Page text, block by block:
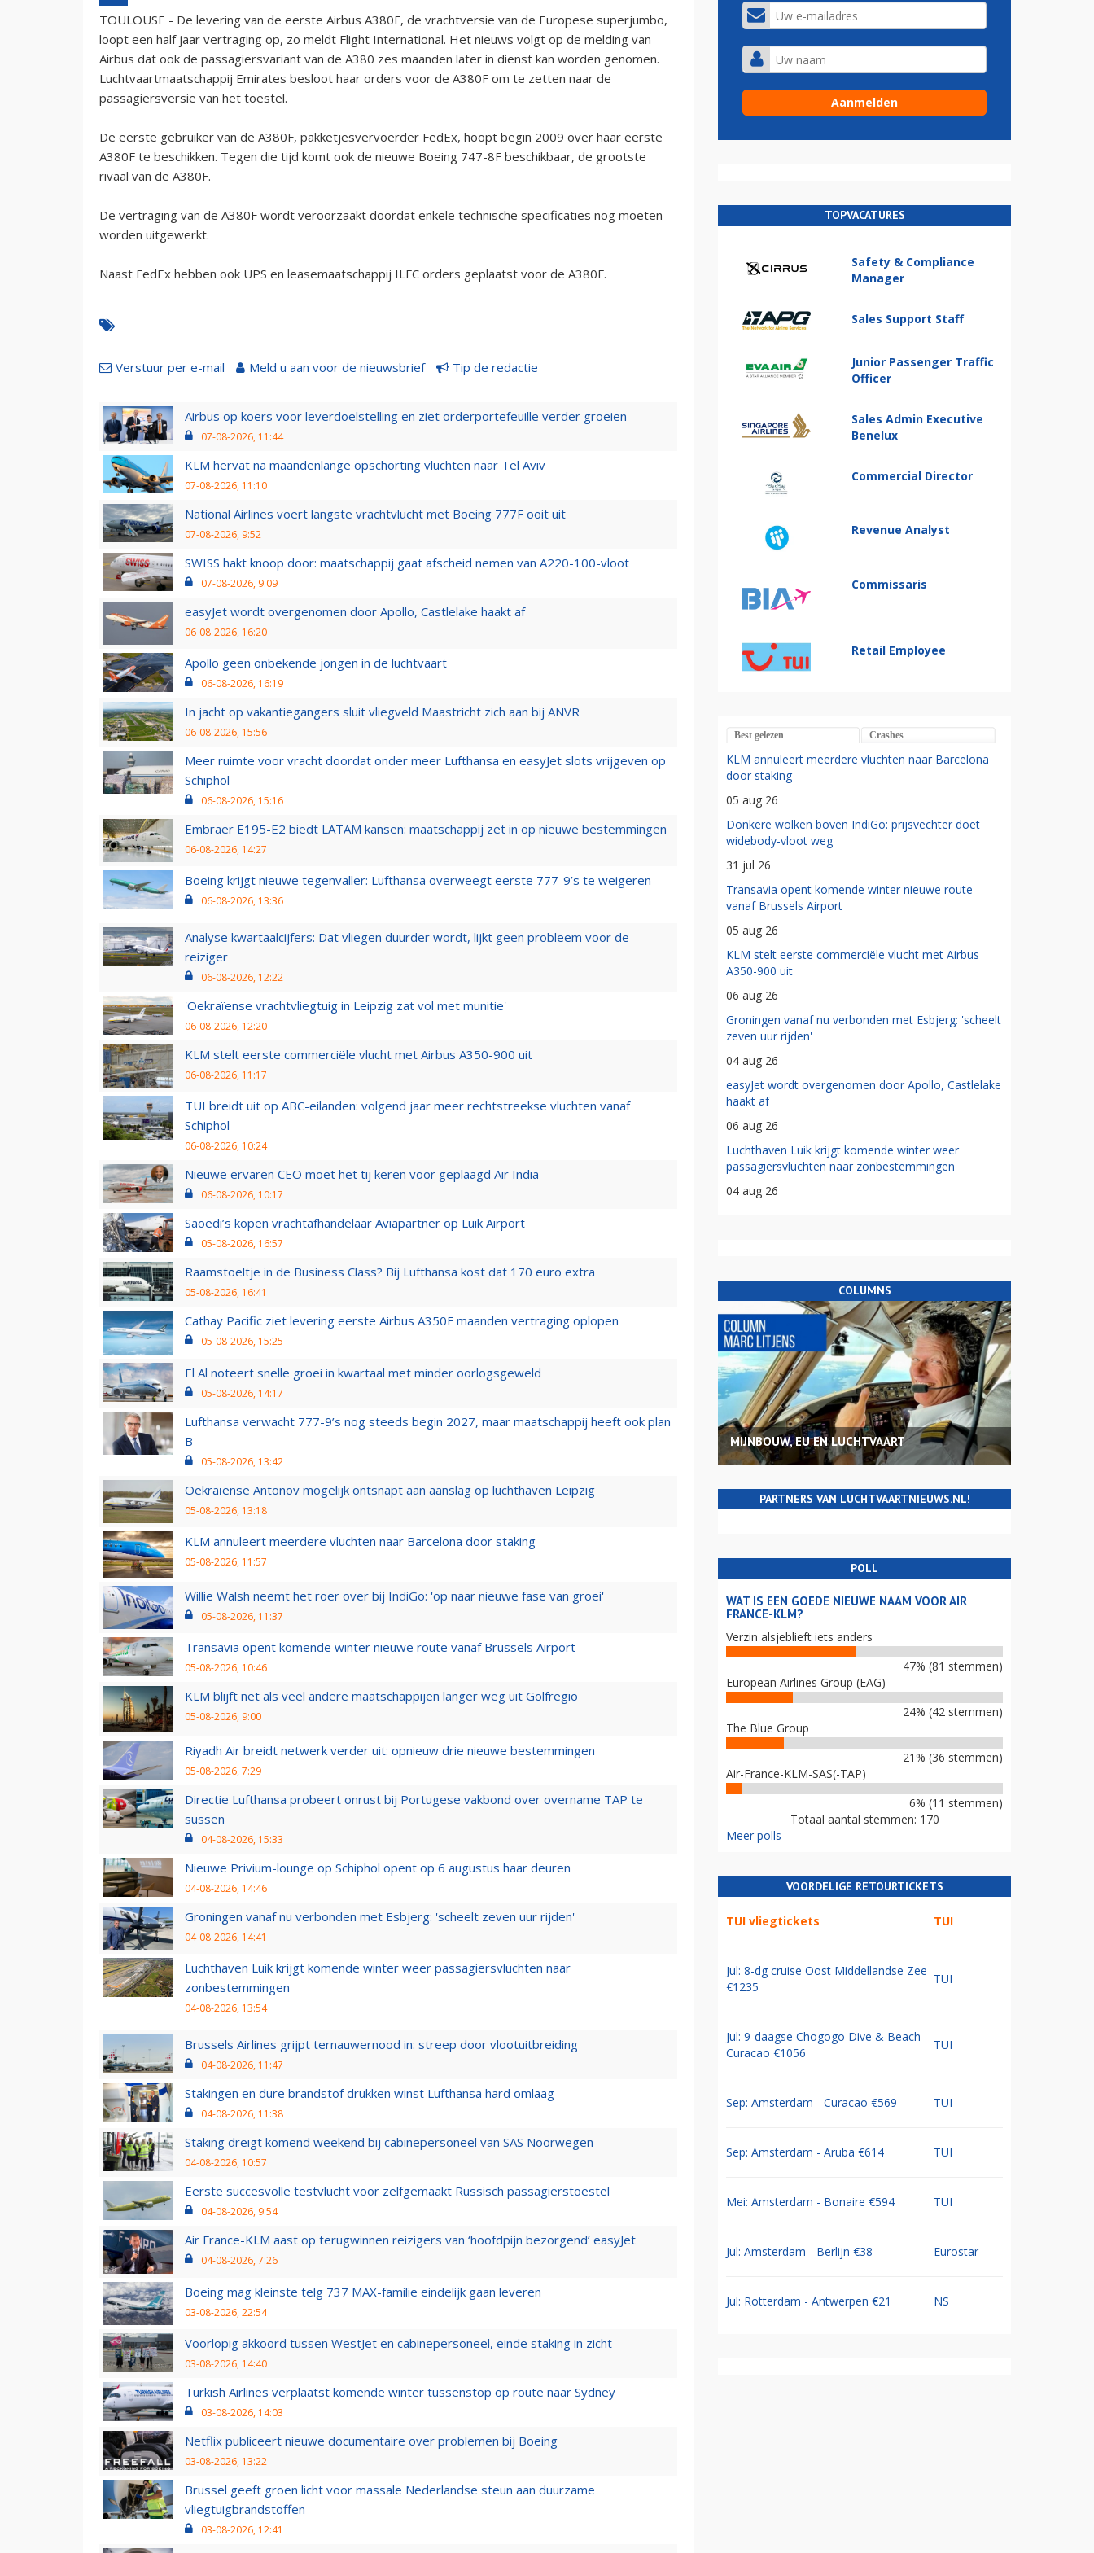
TOULOUSE - De levering van de eerste Airbus A380F, de vrachtversie van de Europese superjumbo,
loopt een half jaar vertraging op, zo meldt Flight International. Het nieuws volgt op de melding van
Airbus dat ook de passagiersvariant van de A380 zes maanden later in dienst kan worden genomen.
Luchtvaartmaatschappij Emirates besloot haar orders voor de A380F om te zetten naar de
passagiersversie van het toestel.
De eerste gebruiker van de A380F, pakketjesvervoerder FedEx, hoopt begin 2009 over haar eerste
A380F te beschikken. Tegen die tijd komt ook de nieuwe Boeing 747-8F beschikbaar, de grootste
rivaal van de A380F.
De vertraging van de A380F wordt veroorzaakt doordat enkele technische specificaties nog moeten
worden uitgewerkt.
Naast FedEx hebben ook UPS en leasemaatschappij ILFC orders geplaatst voor de A380F.
Verstuur per e-mail Meld u aan voor de nieuwsbrief Tip de redactie
Airbus op koers voor leverdoelstelling en ziet orderportefeuille verder groeien
07-08-2026, 11:44
KLM hervat na maandenlange opschorting vluchten naar Tel Aviv
07-08-2026, 11:10
National Airlines voert langste vrachtvlucht met Boeing 777F ooit uit
07-08-2026, 9:52
SWISS hakt knoop door: maatschappij gaat afscheid nemen van A220-100-vloot
07-08-2026, 9:09
easyJet wordt overgenomen door Apollo, Castlelake haakt af
06-08-2026, 16:20
Apollo geen onbekende jongen in de luchtvaart
06-08-2026, 16:19
In jacht op vakantiegangers sluit vliegveld Maastricht zich aan bij ANVR
06-08-2026, 15:56
Meer ruimte voor vracht doordat onder meer Lufthansa en easyJet slots vrijgeven op
Schiphol
06-08-2026, 15:16
Embraer E195-E2 biedt LATAM kansen: maatschappij zet in op nieuwe bestemmingen
06-08-2026, 14:27
Boeing krijgt nieuwe tegenvaller: Lufthansa overweegt eerste 777-9’s te weigeren
06-08-2026, 13:36
Analyse kwartaalcijfers: Dat vliegen duurder wordt, lijkt geen probleem voor de
reiziger
06-08-2026, 12:22
'Oekraïense vrachtvliegtuig in Leipzig zat vol met munitie'
06-08-2026, 12:20
KLM stelt eerste commerciële vlucht met Airbus A350-900 uit
06-08-2026, 11:17
TUI breidt uit op ABC-eilanden: volgend jaar meer rechtstreekse vluchten vanaf
Schiphol
06-08-2026, 10:24
Nieuwe ervaren CEO moet het tij keren voor geplaagd Air India
06-08-2026, 10:17
Saoedi’s kopen vrachtafhandelaar Aviapartner op Luik Airport
05-08-2026, 16:57
Raamstoeltje in de Business Class? Bij Lufthansa kost dat 170 euro extra
05-08-2026, 16:41
Cathay Pacific ziet levering eerste Airbus A350F maanden vertraging oplopen
05-08-2026, 15:25
El Al noteert snelle groei in kwartaal met minder oorlogsgeweld
05-08-2026, 14:17
Lufthansa verwacht 777-9’s nog steeds begin 2027, maar maatschappij heeft ook plan
B
05-08-2026, 13:42
Oekraïense Antonov mogelijk ontsnapt aan aanslag op luchthaven Leipzig
05-08-2026, 13:18
KLM annuleert meerdere vluchten naar Barcelona door staking
05-08-2026, 11:57
Willie Walsh neemt het roer over bij IndiGo: 'op naar nieuwe fase van groei'
05-08-2026, 11:37
Transavia opent komende winter nieuwe route vanaf Brussels Airport
05-08-2026, 10:46
KLM blijft net als veel andere maatschappijen langer weg uit Golfregio
05-08-2026, 9:00
Riyadh Air breidt netwerk verder uit: opnieuw drie nieuwe bestemmingen
05-08-2026, 7:29
Directie Lufthansa probeert onrust bij Portugese vakbond over overname TAP te
sussen
04-08-2026, 15:33
Nieuwe Privium-lounge op Schiphol opent op 6 augustus haar deuren
04-08-2026, 14:46
Groningen vanaf nu verbonden met Esbjerg: 'scheelt zeven uur rijden'
04-08-2026, 14:41
Luchthaven Luik krijgt komende winter weer passagiersvluchten naar
zonbestemmingen
04-08-2026, 13:54
Brussels Airlines grijpt ternauwernood in: streep door vlootuitbreiding
04-08-2026, 11:47
Stakingen en dure brandstof drukken winst Lufthansa hard omlaag
04-08-2026, 11:38
Staking dreigt komend weekend bij cabinepersoneel van SAS Noorwegen
04-08-2026, 10:57
Eerste succesvolle testvlucht voor zelfgemaakt Russisch passagierstoestel
04-08-2026, 9:54
Air France-KLM aast op terugwinnen reizigers van ‘hoofdpijn bezorgend’ easyJet
04-08-2026, 7:26
Boeing mag kleinste telg 737 MAX-familie eindelijk gaan leveren
03-08-2026, 22:54
Voorlopig akkoord tussen WestJet en cabinepersoneel, einde staking in zicht
03-08-2026, 14:40
Turkish Airlines verplaatst komende winter tussenstop op route naar Sydney
03-08-2026, 14:03
Netflix publiceert nieuwe documentaire over problemen bij Boeing
03-08-2026, 13:22
Brussel geeft groen licht voor massale Nederlandse steun aan duurzame
vliegtuigbrandstoffen
03-08-2026, 12:41
TOPVACATURES
Safety & Compliance
Manager
Sales Support Staff
Junior Passenger Traffic
Officer
Sales Admin Executive
Benelux
Commercial Director
Revenue Analyst
Commissaris
Retail Employee
Best gelezen Crashes
KLM annuleert meerdere vluchten naar Barcelona
door staking
05 aug 26
Donkere wolken boven IndiGo: prijsvechter doet
widebody-vloot weg
31 jul 26
Transavia opent komende winter nieuwe route
vanaf Brussels Airport
05 aug 26
KLM stelt eerste commerciële vlucht met Airbus
A350-900 uit
06 aug 26
Groningen vanaf nu verbonden met Esbjerg: 'scheelt
zeven uur rijden'
04 aug 26
easyJet wordt overgenomen door Apollo, Castlelake
haakt af
06 aug 26
Luchthaven Luik krijgt komende winter weer
passagiersvluchten naar zonbestemmingen
04 aug 26
COLUMNS
MIJNBOUW, EU EN LUCHTVAART
PARTNERS VAN LUCHTVAARTNIEUWS.NL!
POLL
WAT IS EEN GOEDE NIEUWE NAAM VOOR AIR
FRANCE-KLM?
Verzin alsjeblieft iets anders
47% (81 stemmen)
European Airlines Group (EAG)
24% (42 stemmen)
The Blue Group
21% (36 stemmen)
Air-France-KLM-SAS(-TAP)
6% (11 stemmen)
Totaal aantal stemmen: 170
Meer polls
VOORDELIGE RETOURTICKETS
TUI vliegtickets TUI
Jul: 8-dg cruise Oost Middellandse Zee
€1235
TUI
Jul: 9-daagse Chogogo Dive & Beach
Curacao €1056
TUI
Sep: Amsterdam - Curacao €569 TUI
Sep: Amsterdam - Aruba €614 TUI
Mei: Amsterdam - Bonaire €594 TUI
Jul: Amsterdam - Berlijn €38 Eurostar
Jul: Rotterdam - Antwerpen €21 NS